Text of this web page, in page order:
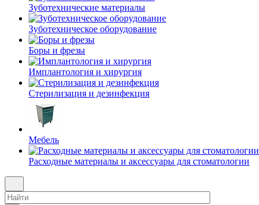
Зуботехнические материалы
Зуботехническое оборудование
Боры и фрезы
Имплантология и хирургия
Стерилизация и дезинфекция
Мебель
Расходные материалы и аксессуары для стоматологии